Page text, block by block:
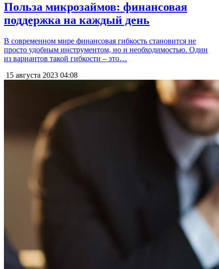
Польза микрозаймов: финансовая
поддержка на каждый день
В современном мире финансовая гибкость становится не
просто удобным инструментом, но и необходимостью. Один
из вариантов такой гибкости – это…
15 августа 2023 04:08